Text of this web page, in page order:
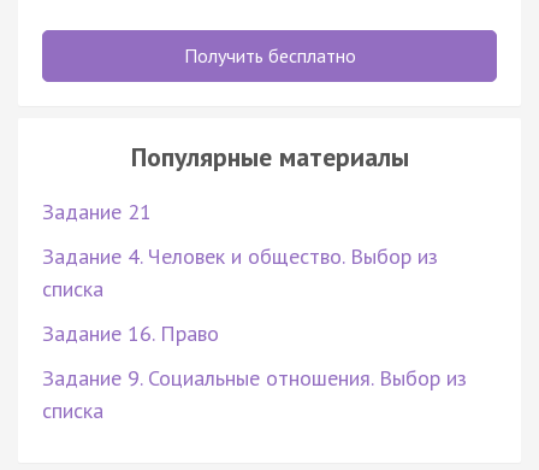
Получить бесплатно
Популярные материалы
Задание 21
Задание 4. Человек и общество. Выбор из
списка
Задание 16. Право
Задание 9. Социальные отношения. Выбор из
списка